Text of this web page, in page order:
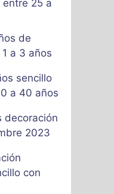
25 a
de
a 3 años
sencillo
a 40 años
decoración
2023
con